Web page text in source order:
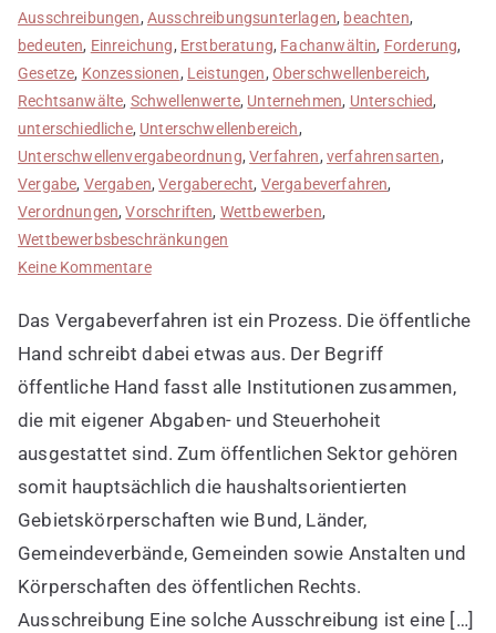
Ausschreibungen, Ausschreibungsunterlagen, beachten,
bedeuten, Einreichung, Erstberatung, Fachanwältin, Forderung,
Gesetze, Konzessionen, Leistungen, Oberschwellenbereich,
Rechtsanwälte, Schwellenwerte, Unternehmen, Unterschied,
unterschiedliche, Unterschwellenbereich,
Unterschwellenvergabeordnung,Verfahren, verfahrensarten,
Vergabe, Vergaben,Vergaberecht, Vergabeverfahren,
Verordnungen,Vorschriften, Wettbewerben,
Wettbewerbsbeschränkungen
Keine Kommentarezu
kurz
erklärt
Das Vergabeverfahren ist ein Prozess. Die öffentliche
Hand schreibt dabei etwas aus. Der Begriff
öffentliche Hand fasst alle Institutionen zusammen,
die mit eigener Abgaben- und Steuerhoheit
ausgestattet sind. Zum öffentlichen Sektor gehören
somit hauptsächlich die haushaltsorientierten
Gebietskörperschaften wie Bund, Länder,
Gemeindeverbände, Gemeinden sowie Anstalten und
Körperschaften des öffentlichen Rechts.
Ausschreibung Eine solche Ausschreibung ist eine […]